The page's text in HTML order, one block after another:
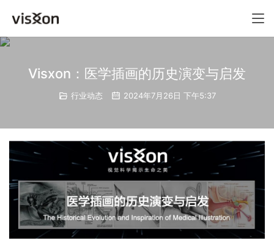
Visxon：医学插画的历史演变与启发
行业动态 2024年7月26日 下午5:37